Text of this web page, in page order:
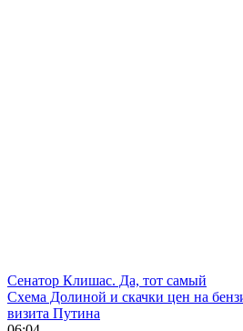
Сенатор Клишас. Да, тот самый
Схема Долиной и скачки цен на
визита Путина